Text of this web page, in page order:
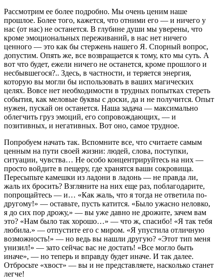
Рассмотрим ее более подробно. Мы очень ценим наше
прошлое. Более того, кажется, что отними его — и ничего у
нас (от нас) не останется. В глубине души мы уверены, что
кроме эмоциональных переживаний, в нас нет ничего
ценного — это как бы стержень нашего Я. Спорный вопрос,
допустим. Опять же, все возвращается к тому, кто мы суть. А
вот что будет, ежели ничего не останется, кроме прошлого и
несбывшегося?.. Здесь, в частности, и теряется энергия,
которую вы могли бы использовать в ваших магических
целях. Вовсе нет необходимости в трудных попытках стереть
события, как меловые буквы с доски, да и не получится. Опыт
нужен, пускай он останется. Наша задача — максимально
облегчить груз эмоций, его сопровождающих, — и
позитивных, и негативных. Вот оно, самое трудное.
Попробуем начать так. Вспомните все, что считаете самым
ценным на пути своей жизни: людей, слова, поступки,
ситуации, чувства… Не особо концентрируйтесь на них —
просто войдите в пещеру, где хранятся ваши сокровища.
Пересыпьте камешки из ладони в ладонь — не правда ли,
жаль их бросить? Взгляните на них еще раз, поблагодарите,
попрощайтесь — и… «Как жаль, что я тогда не ответила по-
другому!» — оставьте, пусть катится. «Было ужасно неловко,
я до сих пор дрожу,» — вы уже давно не дрожите, зачем вам
это? «Нам было так хорошо…» — что ж, спасибо! «Я так тебя
любила.» — отпустите его с миром. «Я упустила отличную
возможность!» — но ведь вы нашли другую? «Этот тип меня
унизил!» — зато сейчас вас не достать! «Все могло быть
иначе», — но теперь и вправду будет иначе. И так далее.
Отбросьте «хвост» — вы и не представляете, насколько станет
легче!